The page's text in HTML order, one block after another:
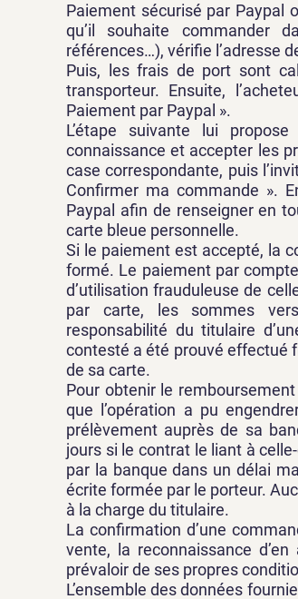
Paiement sécurisé par Paypal
qu’il souhaite commander
références…), vérifie l’adresse
Puis, les frais de port sont
transporteur. Ensuite,
Paiement par Paypal ».
L’étape suivante lui
connaissance et accepter les
case correspondante, puis
Confirmer ma commande ».
Paypal afin de renseigner en
carte bleue personnelle.
Si le paiement est accepté, la
formé. Le paiement par
d’utilisation frauduleuse de
par carte, les sommes
responsabilité du titulaire
contesté a été prouvé effectué
de sa carte.
Pour obtenir le
que l’opération a pu
prélèvement auprès de sa
jours si le contrat le liant à
par la banque dans un délai
écrite formée par le porteur.
à la charge du titulaire.
La confirmation d’une
vente, la reconnaissance
prévaloir de ses propres
L’ensemble des données